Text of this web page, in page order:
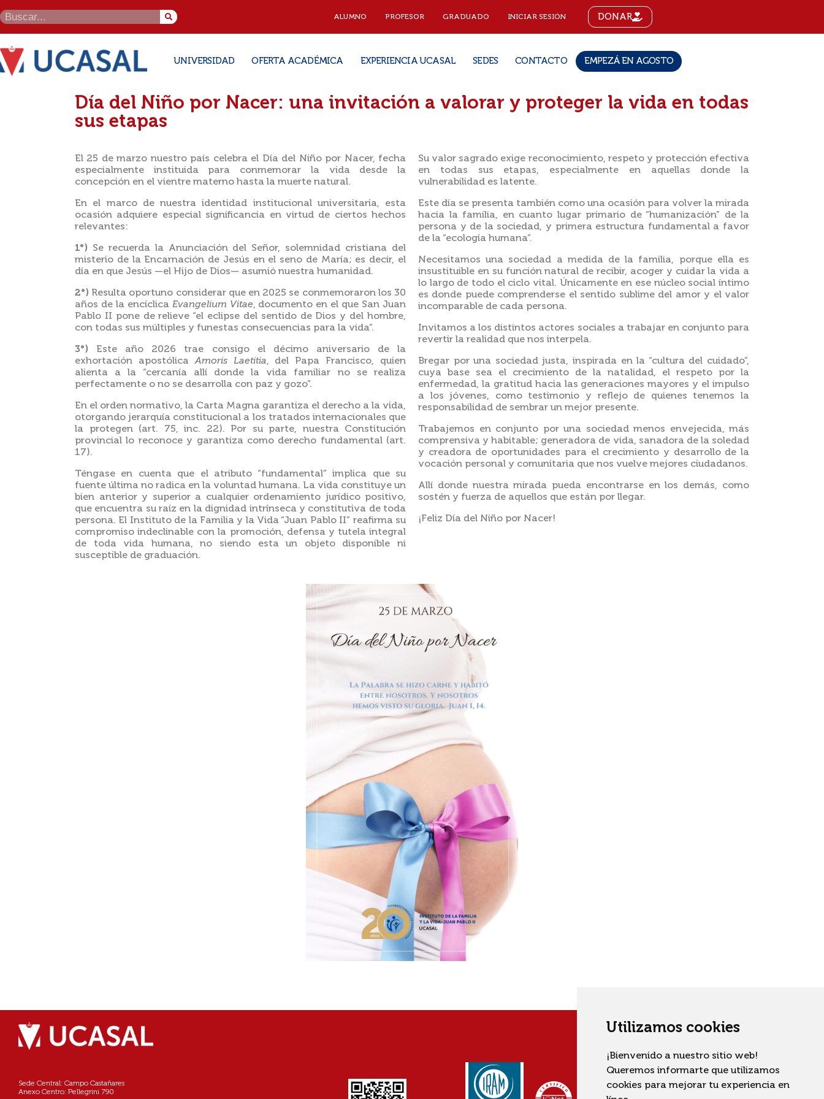
Utilizamos cookies
¡Bienvenido a nuestro sitio web!
Queremos informarte que utilizamos
cookies para mejorar tu experiencia en
ALUMNO PROFESOR GRADUADO INICIAR SESIÓN DONAR
UNIVERSIDAD OFERTA ACADÉMICA EXPERIENCIA UCASAL SEDES CONTACTO EMPEZÁ EN AGOSTO
Día del Niño por Nacer: una invitación a valorar y proteger la vida en todas
sus etapas
El 25 de marzo nuestro país celebra el Día del Niño por Nacer, fecha
especialmente instituida para conmemorar la vida desde la
concepción en el vientre materno hasta la muerte natural.
En el marco de nuestra identidad institucional universitaria, esta
ocasión adquiere especial significancia en virtud de ciertos hechos
relevantes:
1°) Se recuerda la Anunciación del Señor, solemnidad cristiana del
misterio de la Encarnación de Jesús en el seno de María; es decir, el
día en que Jesús —el Hijo de Dios— asumió nuestra humanidad.
2°) Resulta oportuno considerar que en 2025 se conmemoraron los 30
años de la encíclica Evangelium Vitae, documento en el que San Juan
Pablo II pone de relieve “el eclipse del sentido de Dios y del hombre,
con todas sus múltiples y funestas consecuencias para la vida”.
3°) Este año 2026 trae consigo el décimo aniversario de la
exhortación apostólicaAmoris Laetitia, del Papa Francisco, quien
alienta a la “cercanía allí donde la vida familiar no se realiza
perfectamente o no se desarrolla con paz y gozo”.
En el orden normativo, la Carta Magna garantiza el derecho a la vida,
otorgando jerarquía constitucional a los tratados internacionales que
la protegen (art. 75, inc. 22). Por su parte, nuestra Constitución
provincial lo reconoce y garantiza como derecho fundamental (art.
17).
Téngase en cuenta que el atributo “fundamental” implica que su
fuente última no radica en la voluntad humana. La vida constituye un
bien anterior y superior a cualquier ordenamiento jurídico positivo,
que encuentra su raíz en la dignidad intrínseca y constitutiva de toda
persona. El Instituto de la Familia y la Vida “Juan Pablo II” reafirma su
compromiso indeclinable con la promoción, defensa y tutela integral
de toda vida humana, no siendo esta un objeto disponible ni
susceptible de graduación.
Su valor sagrado exige reconocimiento, respeto y protección efectiva
en todas sus etapas, especialmente en aquellas donde la
vulnerabilidad es latente.
Este día se presenta también como una ocasión para volver la mirada
hacia la familia, en cuanto lugar primario de “humanización” de la
persona y de la sociedad, y primera estructura fundamental a favor
de la “ecología humana”.
Necesitamos una sociedad a medida de la familia, porque ella es
insustituible en su función natural de recibir, acoger y cuidar la vida a
lo largo de todo el ciclo vital. Únicamente en ese núcleo social íntimo
es donde puede comprenderse el sentido sublime del amor y el valor
incomparable de cada persona.
Invitamos a los distintos actores sociales a trabajar en conjunto para
revertir la realidad que nos interpela.
Bregar por una sociedad justa, inspirada en la “cultura del cuidado”,
cuya base sea el crecimiento de la natalidad, el respeto por la
enfermedad, la gratitud hacia las generaciones mayores y el impulso
a los jóvenes, como testimonio y reflejo de quienes tenemos la
responsabilidad de sembrar un mejor presente.
Trabajemos en conjunto por una sociedad menos envejecida, más
comprensiva y habitable; generadora de vida, sanadora de la soledad
y creadora de oportunidades para el crecimiento y desarrollo de la
vocación personal y comunitaria que nos vuelve mejores ciudadanos.
Allí donde nuestra mirada pueda encontrarse en los demás, como
sostén y fuerza de aquellos que están por llegar.
¡Feliz Día del Niño por Nacer!
Sede Central: Campo Castañares
Anexo Centro: Pellegrini 790